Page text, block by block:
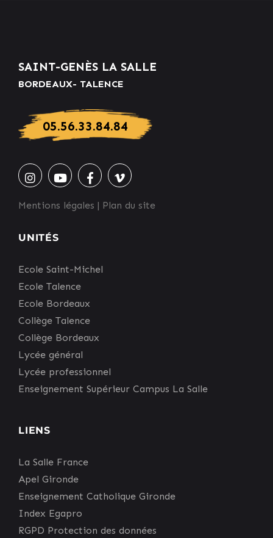
SAINT-GENÈS LA SALLE
BORDEAUX- TALENCE
05.56.33.84.84
Mentions légales | Plan du site
UNITÉS
Ecole Saint-Michel
Ecole Talence
Ecole Bordeaux
Collège Talence
Collège Bordeaux
Lycée général
Lycée professionnel
Enseignement Supérieur Campus La Salle
LIENS
La Salle France
Apel Gironde
Enseignement Catholique Gironde
Index Egapro
RGPD Protection des données